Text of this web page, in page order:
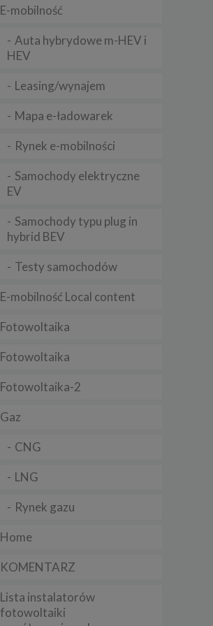
E-mobilność
Auta hybrydowe m-HEV i
HEV
Leasing/wynajem
Mapa e-ładowarek
Rynek e-mobilności
Samochody elektryczne
EV
Samochody typu plug in
hybrid BEV
Testy samochodów
E-mobilność Local content
Fotowoltaika
Fotowoltaika
Fotowoltaika-2
Gaz
CNG
LNG
Rynek gazu
Home
KOMENTARZ
Lista instalatorów
fotowoltaiki